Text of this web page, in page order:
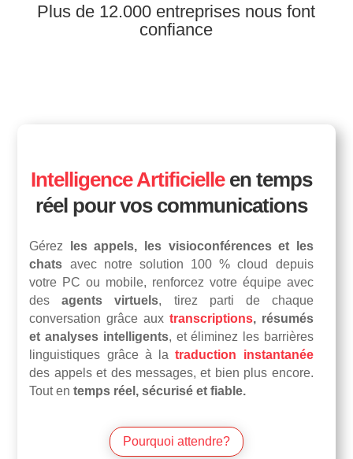
Plus de 12.000 entreprises nous font
confiance
Intelligence Artificielleen temps
réel pour vos communications
Gérez
les appels, les visioconférences et les
chats avec notre solution 100 % cloud depuis
votre PC ou mobile, renforcez votre équipe avec
desagents virtuels, tirez parti de chaque
conversation grâce aux transcriptions, résumés
et analyses intelligents, et éliminez les barrières
linguistiques grâce à latraduction instantanée
des appels et des messages, et bien plus encore.
Tout entemps réel, sécurisé et fiable.
Pourquoi attendre?